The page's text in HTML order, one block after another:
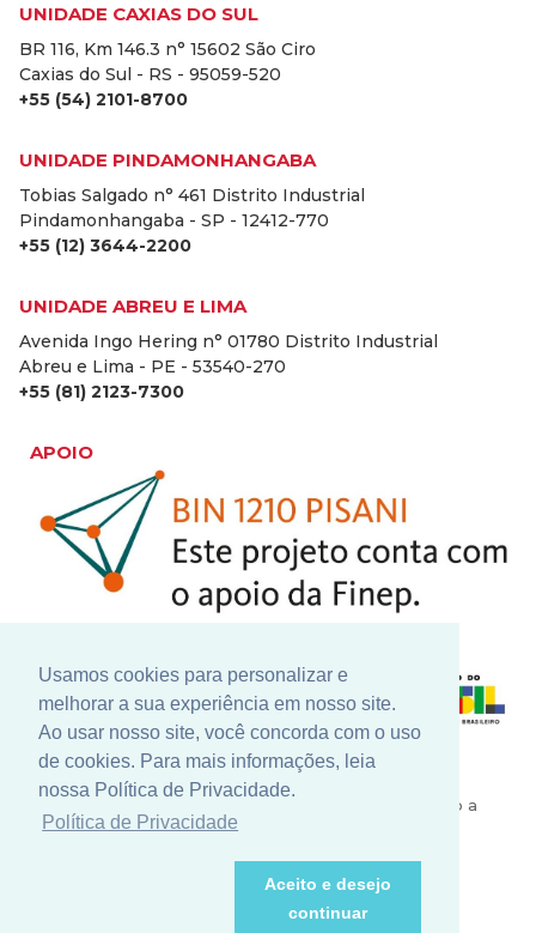
Usamos cookies para personalizar e
melhorar a sua experiência em nosso site.
Ao usar nosso site, você concorda com o uso
de cookies. Para mais informações, leia
nossa Política de Privacidade.
Política de Privacidade
Aceito e desejo
continuar
UNIDADE CAXIAS DO SUL
BR 116, Km 146.3 n° 15602 São Ciro
Caxias do Sul - RS - 95059-520
+55 (54) 2101-8700
UNIDADE PINDAMONHANGABA
Tobias Salgado n° 461 Distrito Industrial
Pindamonhangaba - SP - 12412-770
+55 (12) 3644-2200
UNIDADE ABREU E LIMA
Avenida Ingo Hering n° 01780 Distrito Industrial
Abreu e Lima - PE - 53540-270
+55 (81) 2123-7300
APOIO
Nosso constante investimento em pesquisa e
desenvolvimento conta com grandes parceiros como a
Finep - Financiadora de Inovação e Pesquisa, para a
crescimento e valorização do nosso setor.